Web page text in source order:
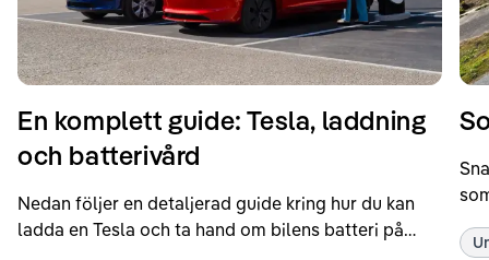
En komplett guide: Tesla, laddning
och batterivård
Nedan följer en detaljerad guide kring hur du kan
ladda en Tesla och ta hand om bilens batteri på